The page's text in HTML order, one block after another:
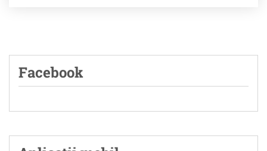
Facebook